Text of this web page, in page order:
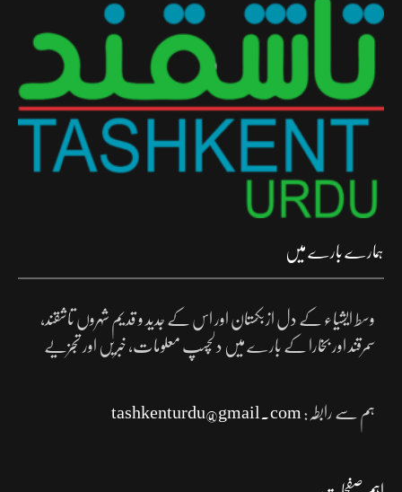
ہمارے بارے میں
وسط ایشیاء کے دل ازبکستان اور اس کے جدید و قدیم شہروں تاشقند،
سمرقند اور بخارا کے بارے میں دلچسپ معلومات، خبریں اور تجزیے
ہم سے رابطہ: tashkenturdu@gmail.com